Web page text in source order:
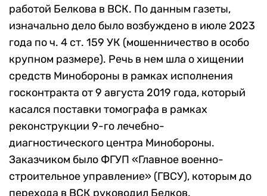
работой Белкова в ВСК. По данным газеты,
изначально дело было возбуждено в июле 2023
года по ч. 4 ст. 159 УК (мошенничество в особо
крупном размере). Речь в нем шла о хищении
средств Минобороны в рамках исполнения
госконтракта от 9 августа 2019 года, который
касался поставки томографа в рамках
реконструкции 9-го лечебно-
диагностического центра Минобороны.
Заказчиком было ФГУП «Главное военно-
строительное управление» (ГВСУ), которым до
перехода в ВСК руководил Белков.